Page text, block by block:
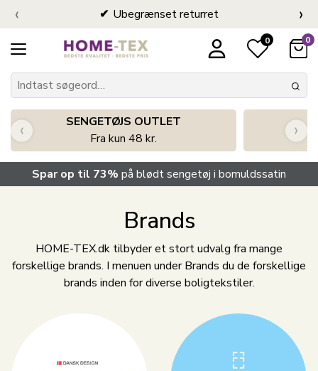
Ubegrænset returret
‹ ›
0 0
SENGETØJS OUTLET
Fra kun 48 kr.
‹ ›
Spar op til 73% på blødt sengetøj i bomuldssatin
Brands
HOME-TEX.dk tilbyder et stort udvalg fra mange
forskellige brands. I menuen under Brands du de forskellige
brands inden for diverse boligtekstiler.